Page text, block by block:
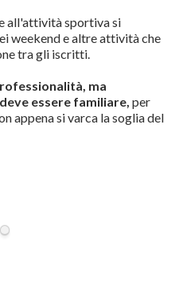
all'attività sportiva si
weekend e altre attività che
tra gli iscritti.
ma
essere familiare, per
appena si varca la soglia del